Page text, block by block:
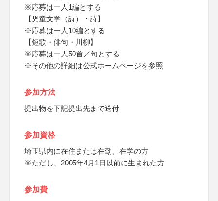
※応募は一人1編とする
【児童文学（詩）・詩】
※応募は一人10編とする
【短歌・俳句・川柳】
※応募は一人50首／句とする
※その他の詳細は公式ホームページを参照
参加方法
提出物を下記提出先まで送付
参加資格
埼玉県内に在住または在勤、在学の方
※ただし、2005年4月1日以前に生まれた方
参加費